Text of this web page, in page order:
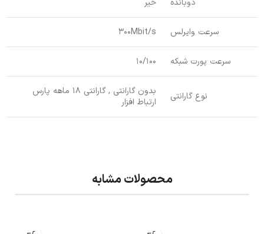
دوبانده خیر
سرعت وایرلس 300Mbit/s
سرعت پورت شبکه 10/100
نوع گارانتی
بدون گارانتی , گارانتی 18 ماهه پارس
ارتباط افزار
محصولات مشابه